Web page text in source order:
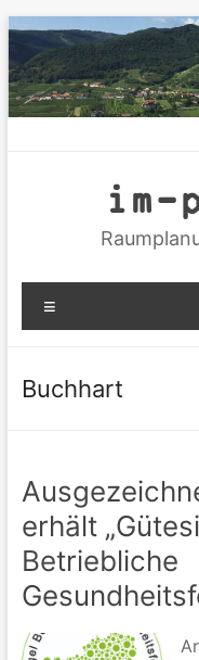
Zum
Inhalt
springen
im-
Buchhart
erhält
Betriebliche